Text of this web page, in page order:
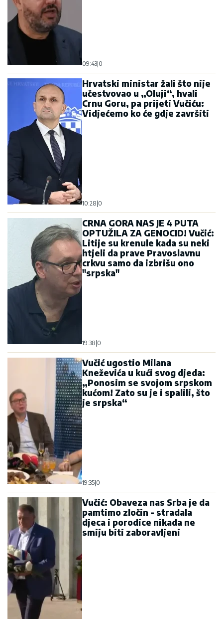
09:43|0
Hrvatski ministar žali što nije
učestvovao u „Oluji“, hvali
Crnu Goru, pa prijeti Vučiću:
Vidjećemo ko će gdje završiti
10:28|0
CRNA GORA NAS JE 4 PUTA
OPTUŽILA ZA GENOCID! Vučić:
Litije su krenule kada su neki
htjeli da prave Pravoslavnu
crkvu samo da izbrišu ono
"srpska"
19:38|0
Vučić ugostio Milana
Kneževića u kući svog djeda:
„Ponosim se svojom srpskom
kućom! Zato su je i spalili, što
je srpska“
19:35|0
Vučić: Obaveza nas Srba je da
pamtimo zločin - stradala
djeca i porodice nikada ne
smiju biti zaboravljeni